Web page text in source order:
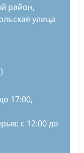
район,
улица
17:00,
с 12:00 до